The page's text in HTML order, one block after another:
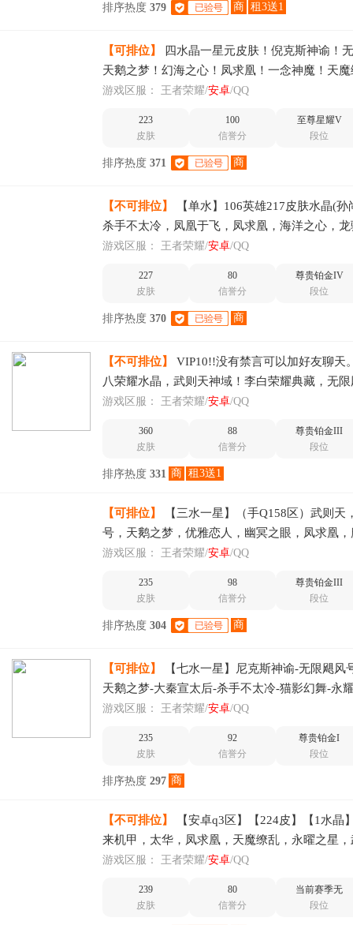
排序热度 379 商 租3送1
【可排位】
四水晶一星元皮肤！倪克斯神谕！
天鹅之梦！幻海之心！凤求凰！一念神魔！天
幻舞！
游戏区服： 王者荣耀/安卓/QQ
223
皮肤
100
信誉分
至尊星耀V
段位
排序热度 371 商
【不可排位】
【单水】106英雄217皮肤水晶(孙
杀手不太冷，凤凰于飞，凤求凰，海洋之心，
飞将，久胜战神，云霓雀翎，地狱火，仲夏夜
游戏区服： 王者荣耀/安卓/QQ
227
皮肤
80
信誉分
尊贵铂金IV
段位
排序热度 370 商
【不可排位】
VIP10!!没有禁言可以加好友聊天
八荣耀水晶，武则天神域！李白荣耀典藏，无
碎影
游戏区服： 王者荣耀/安卓/QQ
360
皮肤
88
信誉分
尊贵铂金III
段位
排序热度 331 商 租3送1
【可排位】
【三水一星】（手Q158区）武则天
号，天鹅之梦，优雅恋人，幽冥之眼，凤求凰
娘，朱雀志，玄武志，逐梦之光，逐梦之翼，
游戏区服： 王者荣耀/安卓/QQ
235
皮肤
98
信誉分
尊贵铂金III
段位
排序热度 304 商
【可排位】
【七水一星】尼克斯神谕-无限飓风
天鹅之梦-大秦宣太后-杀手不太冷-猫影幻舞-永
端-冰封战神-飞衡-蔷薇恋
游戏区服： 王者荣耀/安卓/QQ
235
皮肤
92
信誉分
尊贵铂金I
段位
排序热度 297 商
【不可排位】
【安卓q3区】【224皮】【1水晶
来机甲，太华，凤求凰，天魔缭乱，永曜之星
奇迹圣诞，冰霜恋舞曲，冰封战神，飞衡，辉
游戏区服： 王者荣耀/安卓/QQ
239
皮肤
80
信誉分
当前赛季无
段位